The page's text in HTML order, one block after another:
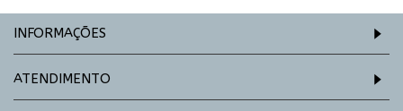
INFORMAÇÕES
ATENDIMENTO